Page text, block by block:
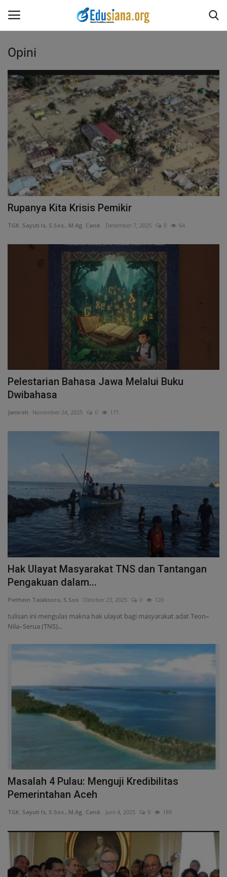
Home
Redaksi
Opini
Kesehatan
Pantun
Cerpen
Opini
Rupanya Kita Krisis Pemikir
TGK. Sayuti Is, S.Sos., M.Ag. Cand. Desember 7, 2025 0 64
Pelestarian Bahasa Jawa Melalui Buku
Dwibahasa
Jamroh November 24, 2025 0 171
Hak Ulayat Masyarakat TNS dan Tantangan
Pengakuan dalam...
Piethein Talaksoru, S.Sos Oktober 23, 2025 0 120
tulisan ini mengulas makna hak ulayat bagi masyarakat adat Teon–
Nila–Serua (TNS)...
Masalah 4 Pulau: Menguji Kredibilitas
Pemerintahan Aceh
TGK. Sayuti Is, S.Sos., M.Ag. Cand. Juni 4, 2025 0 189